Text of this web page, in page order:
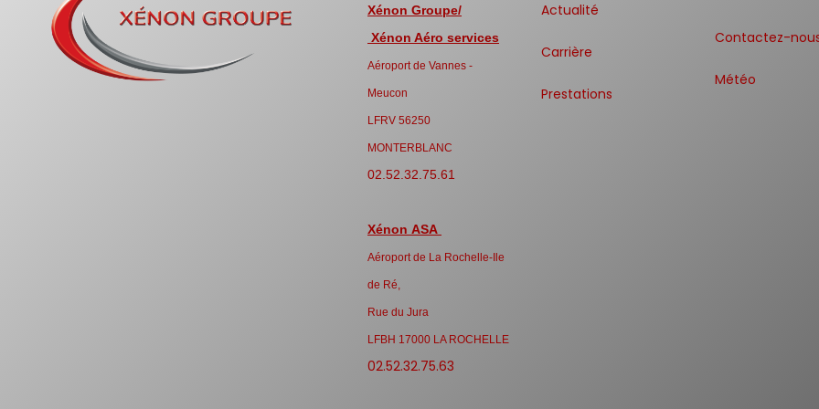
Xénon Groupe/
Xénon Aéro services
Aéroport de Vannes -
Meucon
LFRV 56250
MONTERBLANC
02.52.32.75.61
Xénon ASA
Aéroport de La Rochelle-Ile
de Ré,
Rue du Jura
LFBH 17000 LA ROCHELLE
02.52.32.75.63
Actualité
Carrière
Prestations
Contactez-
Météo